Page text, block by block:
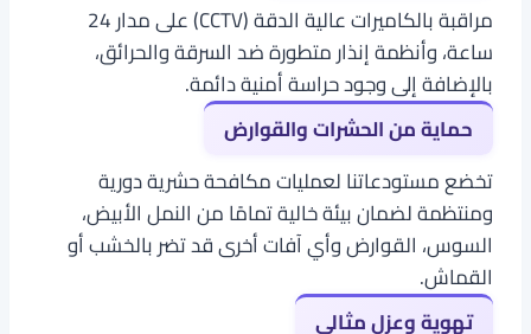
مراقبة بالكاميرات عالية الدقة (CCTV) على مدار 24
ساعة، وأنظمة إنذار متطورة ضد السرقة والحرائق،
بالإضافة إلى وجود حراسة أمنية دائمة.
حماية من الحشرات والقوارض
تخضع مستودعاتنا لعمليات مكافحة حشرية دورية
ومنتظمة لضمان بيئة خالية تمامًا من النمل الأبيض،
السوس، القوارض وأي آفات أخرى قد تضر بالخشب أو
القماش.
تهوية وعزل مثالي